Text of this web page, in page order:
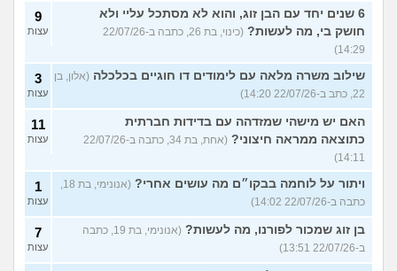
6 שנים יחד עם הבן זוג, והוא לא מסתכל עליי ולא
חושק בי, מה לעשות?
(כינוי, בת 26, כתבה ב-22/07/26
14:29)
9
עצות
שילוב משרה מלאה עם לימודים דו חוגיים בכלכלה (אלון, בן
22, כתב ב-22/07/26 14:20)
3
עצות
האם יש מישהי שמזדהה עם בדידות חברתית
כתוצאה ממראה חיצוני?
(אחת, בת 34, כתבה ב-22/07/26
14:11)
11
עצות
ויתור על לוחמה בבקו״ם מה עושים אחרי?
(אנונימי, בת 18,
כתבה ב-22/07/26 14:02)
1
עצות
בן זוג שמכור לפורנו, מה לעשות?
(אנונימי, בת 19, כתבה
ב-22/07/26 13:51)
7
עצות